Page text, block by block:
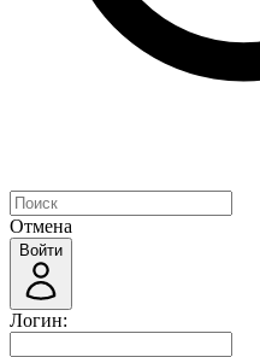
Отмена
Войти
Логин: